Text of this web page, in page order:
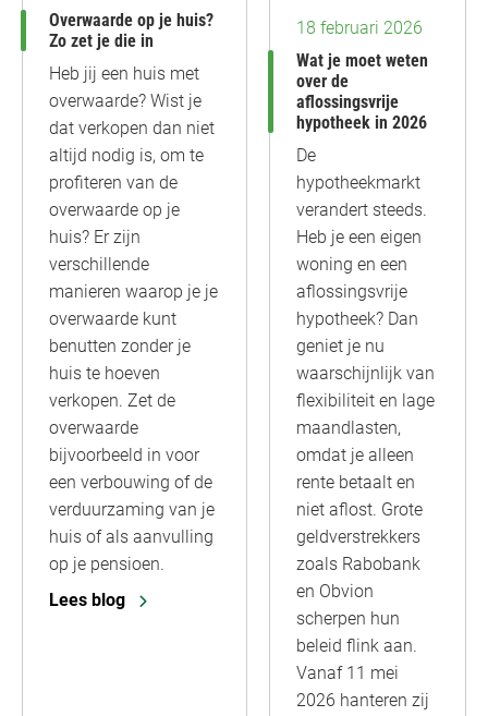
Overwaarde op je huis?
Zo zet je die in
Heb jij een huis met
overwaarde? Wist je
dat verkopen dan niet
altijd nodig is, om te
profiteren van de
overwaarde op je
huis? Er zijn
verschillende
manieren waarop je je
overwaarde kunt
benutten zonder je
huis te hoeven
verkopen. Zet de
overwaarde
bijvoorbeeld in voor
een verbouwing of de
verduurzaming van je
huis of als aanvulling
op je pensioen.
Lees blog
18 februari 2026
Wat je moet weten
over de
aflossingsvrije
hypotheek in 2026
De
hypotheekmarkt
verandert steeds.
Heb je een eigen
woning en een
aflossingsvrije
hypotheek? Dan
geniet je nu
waarschijnlijk van
flexibiliteit en lage
maandlasten,
omdat je alleen
rente betaalt en
niet aflost. Grote
geldverstrekkers
zoals Rabobank
en Obvion
scherpen hun
beleid flink aan.
Vanaf 11 mei
2026 hanteren zij